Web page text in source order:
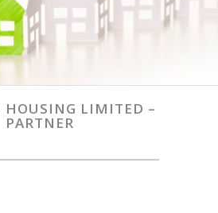
HOUSING LIMITED –
PARTNER